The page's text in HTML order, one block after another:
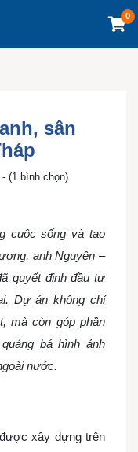
0
sân
- (1 bình chọn)
cuộc sống và tạo
anh Nguyên –
quyết định đầu tư
Dự án không chỉ
mà còn góp phần
bá hình ảnh
nước.
xây dựng trên